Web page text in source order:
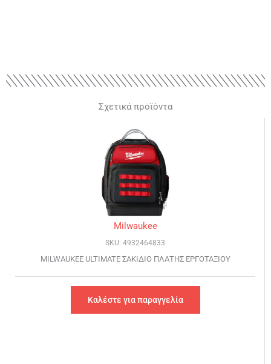
Σχετικά προϊόντα
Milwaukee
SKU: 4932464833
MILWAUKEE ULTIMATE ΣΑΚΙΔΙΟ ΠΛΑΤΗΣ ΕΡΓΟΤΑΞΙΟΥ
Καλέστε για παραγγελία